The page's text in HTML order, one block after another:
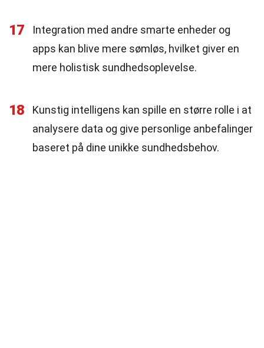
17
Integration med andre smarte enheder og
apps kan blive mere sømløs, hvilket giver en
mere holistisk sundhedsoplevelse.
18
Kunstig intelligens kan spille en større rolle i at
analysere data og give personlige anbefalinger
baseret på dine unikke sundhedsbehov.